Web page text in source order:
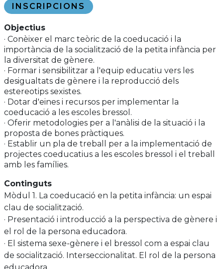
INSCRIPCIONS
Objectius
· Conèixer el marc teòric de la coeducació i la
importància de la socialització de la petita infància per
la diversitat de gènere.
· Formar i sensibilitzar a l'equip educatiu vers les
desigualtats de gènere i la reproducció dels
estereotips sexistes.
· Dotar d'eines i recursos per implementar la
coeducació a les escoles bressol.
· Oferir metodologies per a l'anàlisi de la situació i la
proposta de bones pràctiques.
· Establir un pla de treball per a la implementació de
amb les famílies.
Continguts
Mòdul 1. La coeducació en la petita infància: un espai
clau de socialització.
· Presentació i introducció a la perspectiva de gènere i
el rol de la persona educadora.
· El sistema sexe-gènere i el bressol com a espai clau